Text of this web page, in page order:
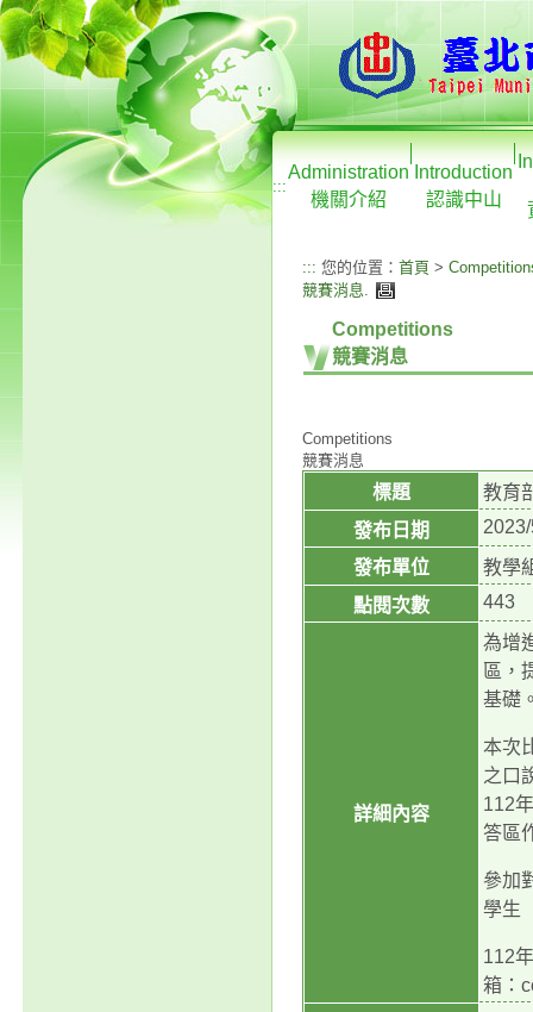
:::
Administration
機關介紹
Introduction
認識中山
::: 您的位置： 首頁 >
競賽消息.
Competitions
競賽消息
Competitions
競賽消息
標題
教育
發布日期
發布單位
教學
點閱次數
443
詳細內容
為增
區，
基礎
本次
之口
112
答區
參加
學生
112
箱：